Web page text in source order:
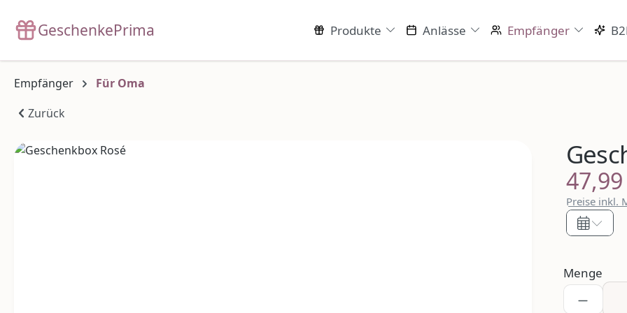
GeschenkePrima Produkte Anlässe Empfänger
Empfänger
Für Oma
Zurück
Bildergalerie überspringen
Regulärer
Preise inkl.
Menge